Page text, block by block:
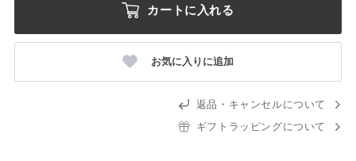
カートに入れる
お気に入りに追加
返品・キャンセルについて
ギフトラッピングについて